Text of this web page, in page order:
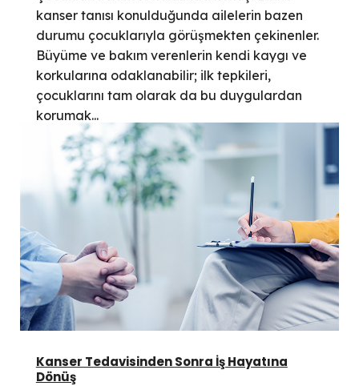
kanser tanısı konulduğunda ailelerin bazen
durumu çocuklarıyla görüşmekten çekinenler.
Büyüme ve bakım verenlerin kendi kaygı ve
korkularına odaklanabilir; ilk tepkileri,
çocuklarını tam olarak da bu duygulardan
korumak...
Kanser Tedavisinden Sonra İş Hayatına
Dönüş